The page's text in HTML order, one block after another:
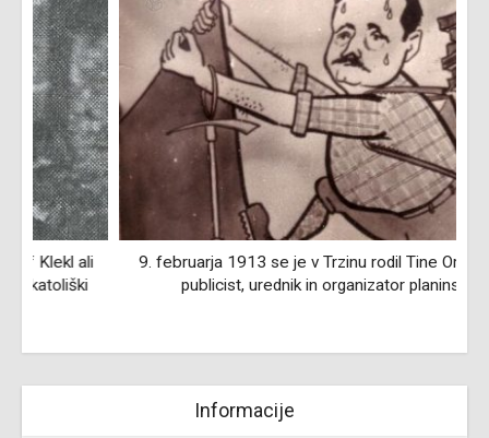
9. februarja 1913 se je v Trzinu rodil Tine Orel, šolnik,
publicist, urednik in organizator planinstva
Informacije